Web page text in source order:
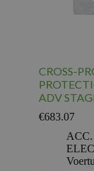
CROSS-
ADV
€683.07
ACC.